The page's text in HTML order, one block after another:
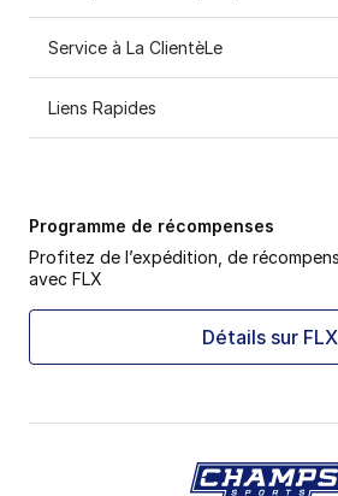
Service à La ClientèLe
Liens Rapides
Programme de récompenses
Profitez de l’expédition, de
avec FLX
Détails sur FLX